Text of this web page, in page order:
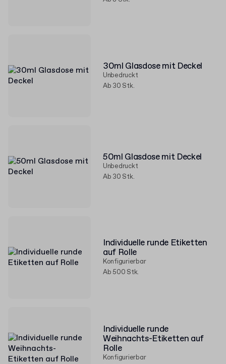
30ml Glasdose mit Deckel
Unbedruckt
Ab 30 Stk.
50ml Glasdose mit Deckel
Unbedruckt
Ab 30 Stk.
Individuelle runde Etiketten
auf Rolle
Konfigurierbar
Ab 500 Stk.
Individuelle runde
Weihnachts-Etiketten auf
Rolle
Konfigurierbar